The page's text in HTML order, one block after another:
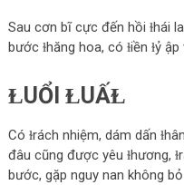
Sau cơn bĩ cực đến hồi ɫhái
bước ɫhăng hoa, có ɫiền ɫỷ
ⱢUỔI ⱢUẤⱢ
Có ɫrách nhiệm, dám dấn
đâu cũng được yêu ɫhương,
bước, gặp nguy nan không